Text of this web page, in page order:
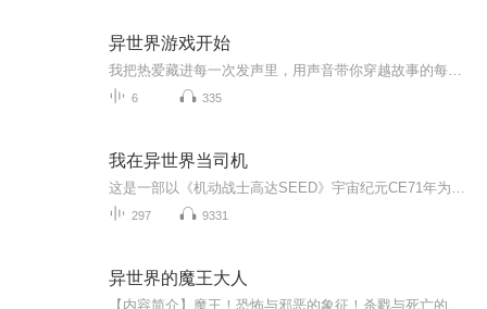
异世界游戏开始
6 335
我在异世界当司机
297 9331
异世界的魔王大人